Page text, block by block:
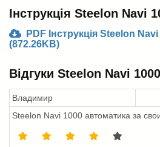
Інструкція Steelon Navi
PDF Інструкція Steelon
(872.26KB)
Відгуки Steelon Navi 1000
Владимир
Steelon Navi 1000 автоматика за